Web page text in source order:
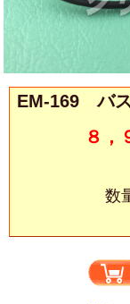
EM-169 バス
８，
数